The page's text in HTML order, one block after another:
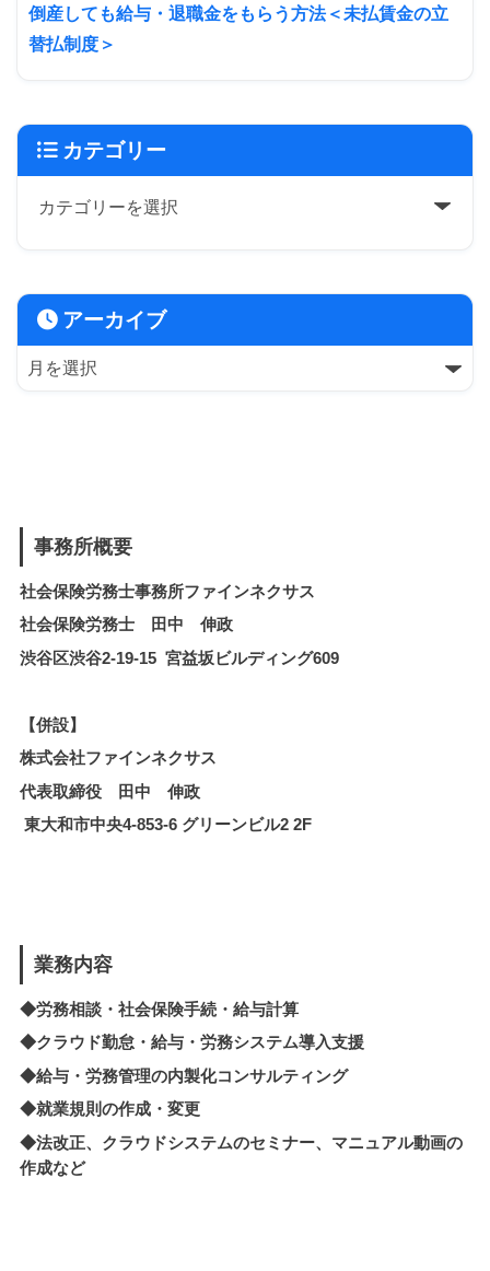
倒産しても給与・退職金をもらう方法＜未払賃金の立
替払制度＞
カテゴリー
アーカイブ
事務所概要
社会保険労務士事務所ファインネクサス
社会保険労務士 田中 伸政
渋谷区渋谷2-19-15 宮益坂ビルディング609
【併設】
株式会社ファインネクサス
代表取締役 田中 伸政
東大和市中央4-853-6 グリーンビル2 2F
業務内容
◆労務相談・社会保険手続・給与計算
◆クラウド勤怠・給与・労務システム導入支援
◆給与・労務管理の内製化コンサルティング
◆就業規則の作成・変更
◆法改正、クラウドシステムのセミナー、マニュアル動画の
作成など